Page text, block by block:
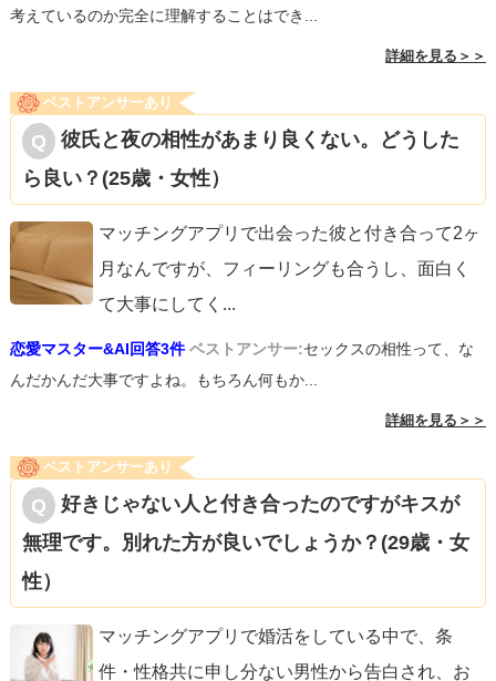
考えているのか完全に理解することはでき...
詳細を見る＞＞
ベストアンサーあり
彼氏と夜の相性があまり良くない。どうした
ら良い？(25歳・女性）
マッチングアプリで出会った彼と付き合って2ヶ
月なんですが、フィーリングも合うし、面白く
て大事にしてく ...
恋愛マスター&AI回答3件 ベストアンサー:セックスの相性って、な
んだかんだ大事ですよね。もちろん何もか...
詳細を見る＞＞
ベストアンサーあり
好きじゃない人と付き合ったのですがキスが
無理です。別れた方が良いでしょうか？(29歳・女
性）
マッチングアプリで婚活をしている中で、条
件・性格共に申し分ない男性から告白され、お